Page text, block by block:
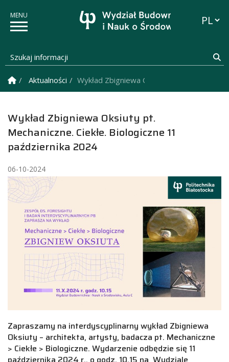
Szukaj informacji
Strona Główna
Aktualności Wykład Zbigniewa Oksiuty pt.
Wykład Zbigniewa Oksiuty pt.
Mechaniczne. Ciekłe. Biologiczne 11
października 2024
06-10-2024
Zapraszamy na interdyscyplinarny wykład Zbigniewa
Oksiuty – architekta, artysty, badacza pt. Mechaniczne
> Ciekłe > Biologiczne. Wydarzenie odbędzie się 11